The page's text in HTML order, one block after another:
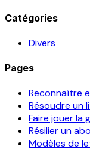
Catégories
Divers
Pages
Reconnaître
Résoudre un
Faire jouer la
Résilier un
Modèles de